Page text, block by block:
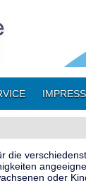
die
oder